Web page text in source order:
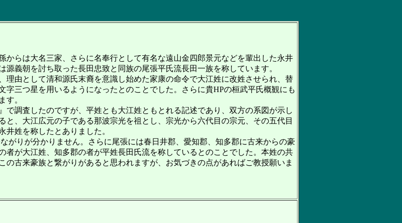
からは大名三家、さらに名奉行として有名な遠山金四郎景元などを輩出した永井
義朝を討ち取った長田忠致と同族の尾張平氏流長田一族を称しています。
由として清和源氏末裔を意識し始めた家康の命令で大江姓に改姓させられ、替
字三つ星を用いるようになったとのことでした。さらに貴HPの桓武平氏概観にも
す。
調査したのですが、平姓とも大江姓ともとれる記述であり、双方の系図が示し
と、大江広元の子である那波宗光を祖とし、宗光から六代目の宗元、その五代目
姓を称したとありました。
りが分かりません。さらに尾張には春日井郡、愛知郡、知多郡に古来からの豪
者が大江姓、知多郡の者が平姓長田氏流を称しているとのことでした。本姓の共
の古来豪族と繋がりがあると思われますが、お気づきの点があればご教授願いま